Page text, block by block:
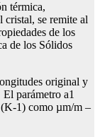
térmica,
cristal, se remite al
de los
de los Sólidos
original y
parámetro a1
(K-1) como µm/m –